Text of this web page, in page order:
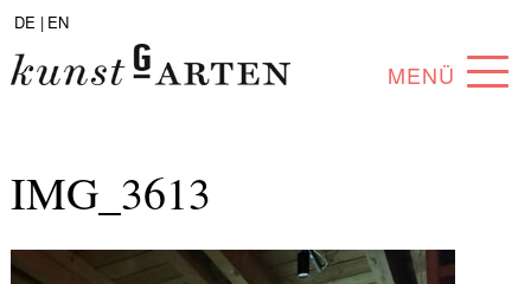
DE | EN
MENÜ
COLLECTION
IMG_3613